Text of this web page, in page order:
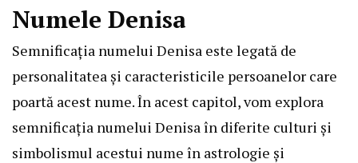
Numele Denisa
Semnificația numelui Denisa este legată de
personalitatea și caracteristicile persoanelor care
poartă acest nume. În acest capitol, vom explora
semnificația numelui Denisa în diferite culturi și
simbolismul acestui nume în astrologie și